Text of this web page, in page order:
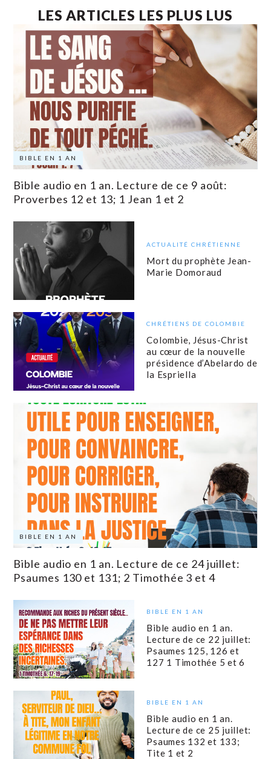
LES ARTICLES LES PLUS LUS
BIBLE EN 1 AN
Bible audio en 1 an. Lecture de ce 9 août:
Proverbes 12 et 13; 1 Jean 1 et 2
ACTUALITÉ CHRÉTIENNE
Mort du prophète Jean-
Marie Domoraud
CHRÉTIENS DE COLOMBIE
Colombie, Jésus-Christ
au cœur de la nouvelle
présidence d’Abelardo de
la Espriella
BIBLE EN 1 AN
Bible audio en 1 an. Lecture de ce 24 juillet:
Psaumes 130 et 131; 2 Timothée 3 et 4
BIBLE EN 1 AN
Bible audio en 1 an.
Lecture de ce 22 juillet:
Psaumes 125, 126 et
127 1 Timothée 5 et 6
BIBLE EN 1 AN
Bible audio en 1 an.
Lecture de ce 25 juillet:
Psaumes 132 et 133;
Tite 1 et 2